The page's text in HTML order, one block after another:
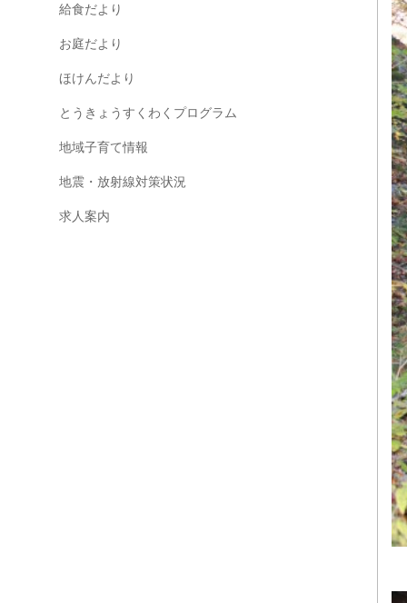
給食だより
お庭だより
ほけんだより
とうきょうすくわくプログラム
地域子育て情報
地震・放射線対策状況
求人案内